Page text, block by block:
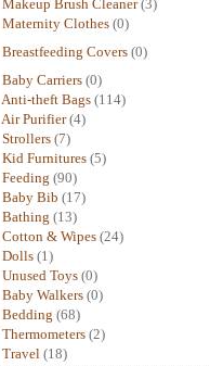
Makeup Brush Cleaner(3)
Maternity Clothes (0)
Breastfeeding Covers (0)
Baby Carriers (0)
Anti-theft Bags (114)
Air Purifier(4)
Strollers (7)
Kid Furnitures (5)
Feeding (90)
Baby Bib (17)
Bathing (13)
Cotton & Wipes (24)
Dolls (1)
Unused Toys (0)
Baby Walkers (0)
Bedding (68)
Thermometers (2)
Travel (18)